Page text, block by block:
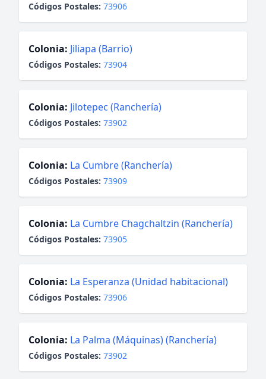
Códigos Postales: 73906
Colonia: Jiliapa (Barrio)
Códigos Postales: 73904
Colonia: Jilotepec (Ranchería)
Códigos Postales: 73902
Colonia: La Cumbre (Ranchería)
Códigos Postales: 73909
Colonia: La Cumbre Chagchaltzin (Ranchería)
Códigos Postales: 73905
Colonia: La Esperanza (Unidad habitacional)
Códigos Postales: 73906
Colonia: La Palma (Máquinas) (Ranchería)
Códigos Postales: 73902